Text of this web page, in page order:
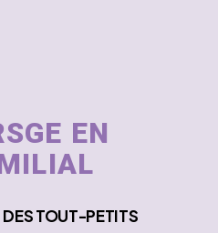
EN
TOUT-PETITS